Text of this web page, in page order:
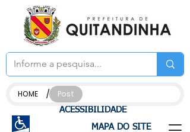
ACESSIBILIDADE
MAPA DO SITE
HOME / Post